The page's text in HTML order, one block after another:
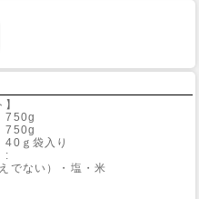
750g
750g
ｇ袋入り
:
でない）・塩・米